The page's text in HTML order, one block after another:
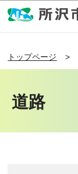
トップページ
道路